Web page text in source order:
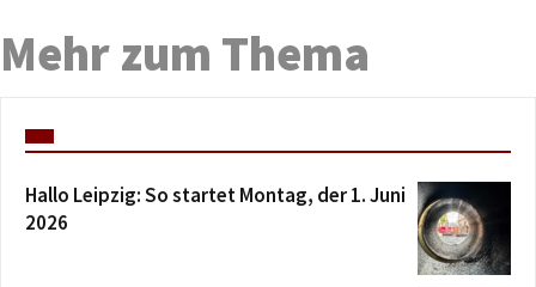
Mehr zum Thema
Hallo Leipzig: So startet Montag, der 1. Juni
2026